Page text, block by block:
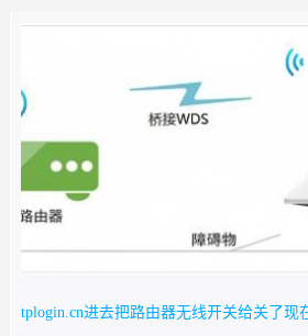
tplogin.cn进去把路由器无线开关给关了现